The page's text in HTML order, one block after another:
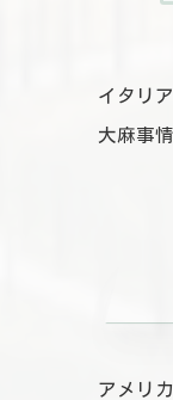
イタリ
大麻事
アメリ